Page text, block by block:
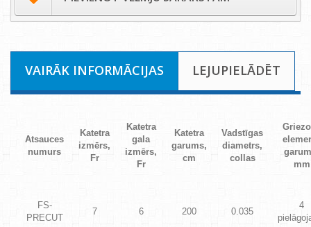
VAIRĀK INFORMĀCIJAS LEJUPIELĀDĒT
Atsauces
numurs
Katetra
izmērs,
Fr
Katetra
gala
izmērs,
Fr
Katetra
garums,
cm
Vadstīgas
diametrs,
collas
mm
FS-
PRECUT
7 6 200 0.035
4